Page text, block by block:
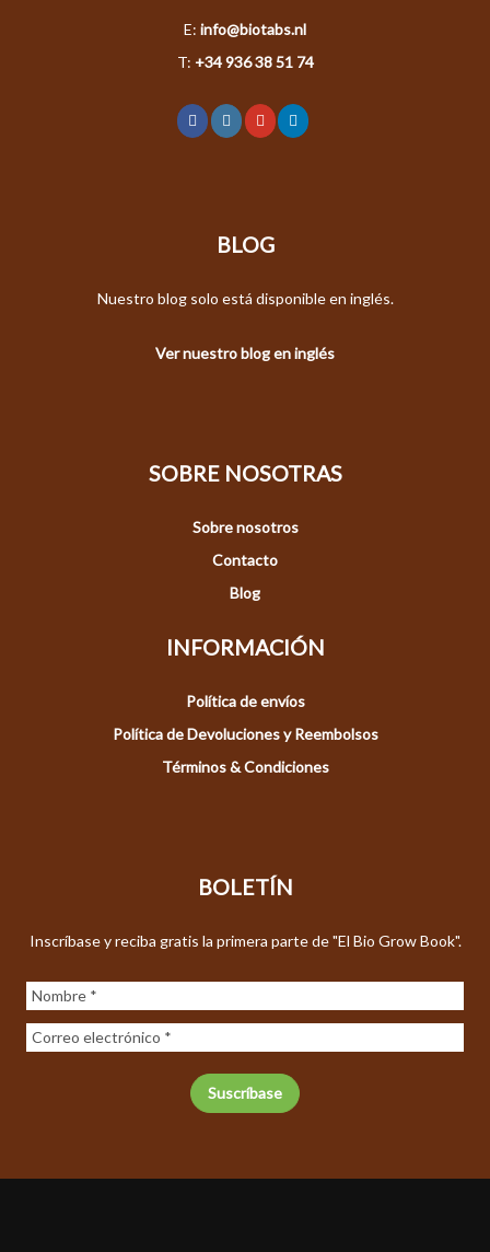
E: info@biotabs.nl
T: +34 936 38 51 74
BLOG
Nuestro blog solo está disponible en inglés.
Ver nuestro blog en inglés
SOBRE NOSOTRAS
Sobre nosotros
Contacto
Blog
INFORMACIÓN
Política de envíos
Política de Devoluciones y Reembolsos
Términos & Condiciones
BOLETÍN
Inscríbase y reciba gratis la primera parte de "El Bio Grow Book".